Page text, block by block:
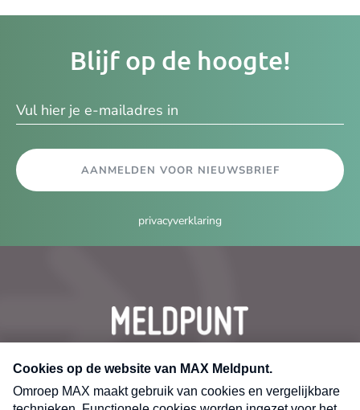
Blijf op de hoogte!
AANMELDEN VOOR NIEUWSBRIEF
privacyverklaring
CONTACT